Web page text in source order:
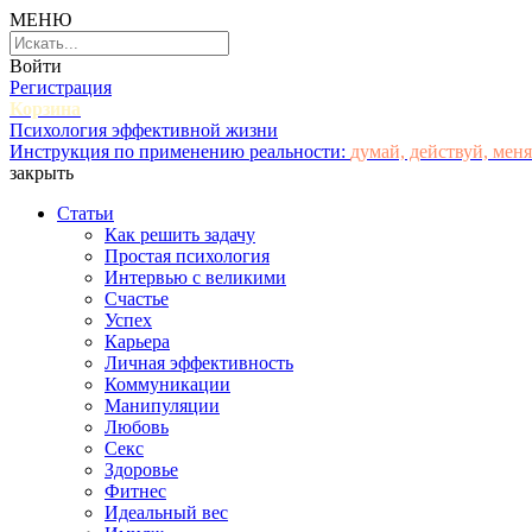
МЕНЮ
Войти
Регистрация
Корзина
Психология эффективной жизни
Инструкция по применению реальности: думай, действуй,
закрыть
Статьи
Как решить задачу
Простая психология
Интервью с великими
Счастье
Успех
Карьера
Личная эффективность
Коммуникации
Манипуляции
Любовь
Секс
Здоровье
Фитнес
Идеальный вес